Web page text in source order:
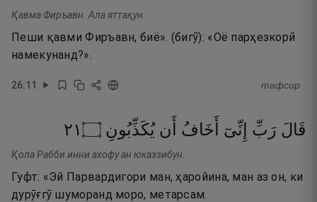
Қавма Фиръавн. Ала яттақун.
Пеши қавми Фиръавн, биё». (бигӯ): «Оё парҳезкорӣ
намекунанд?».
26:11 тафсир
قَالَ رَبِّ إِنِّىٓ أَخَافُ أَن يُكَذِّبُونِ ۝١٢
Қола Рабби инни ахофу ан юказзибун.
Гуфт: «Эй Парвардигори ман, ҳаройина, ман аз он, ки
дурӯғгӯ шуморанд моро, метарсам.